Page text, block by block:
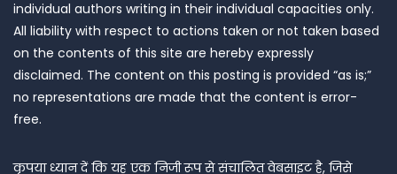
individual authors writing in their individual capacities only.
All liability with respect to actions taken or not taken based
on the contents of this site are hereby expressly
disclaimed. The content on this posting is provided “as is;”
no representations are made that the content is error-
free.
कृपया ध्यान दें कि यह एक निजी रूप से संचालित वेबसाइट है, जिसे